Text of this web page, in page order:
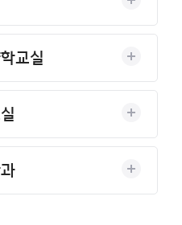
교실